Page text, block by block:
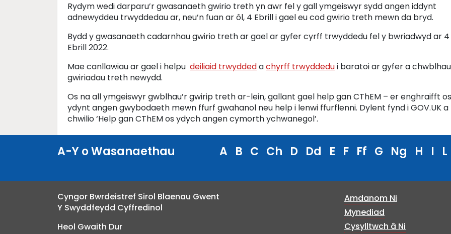
Rydym wedi darparu’r gwasanaeth gwirio treth yn awr fel y gall ymgeiswyr sydd angen iddynt
adnewyddeu trwyddedau ar, neu’n fuan ar ôl, 4 Ebrill i gael eu cod gwirio treth mewn da bryd.
Bydd y gwasanaeth cadarnhau gwirio treth ar gael ar gyfer cyrff trwyddedu fel y bwriadwyd ar 4
Ebrill 2022.
Mae canllawiau ar gael i helpu deiliaid trwyddedachyrff trwyddedui baratoi ar gyfer a
gwiriadau treth newydd.
Os na all ymgeiswyr gwblhau’r gwirip treth ar-lein, gallant gael help gan CThEM – er enghraifft os
ydynt angen gwybodaeth mewn ffurf gwahanol neu help i lenwi ffurflenni. Dylent fynd i GOV.UK a
chwilio ‘Help gan CThEM os ydych angen cymorth ychwanegol’.
A-Y o Wasanaethau A B C Ch D Dd E F Ff G Ng H I L
Cyngor Bwrdeistref Sirol Blaenau Gwent
Y Swyddfeydd Cyffredinol
Heol Gwaith Dur
Amdanom Ni
Mynediad
Cysylltwch â Ni